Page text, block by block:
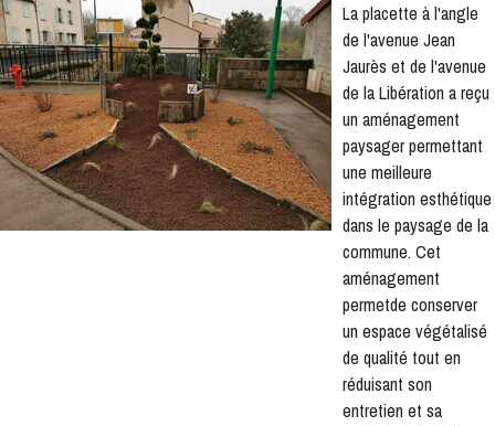
La placette à l'angle
de l'avenue Jean
Jaurès et de l'avenue
de la Libération a reçu
un aménagement
paysager permettant
une meilleure
intégration esthétique
dans le paysage de la
commune. Cet
aménagement
permetde conserver
un espace végétalisé
de qualité tout en
réduisant son
entretien et sa